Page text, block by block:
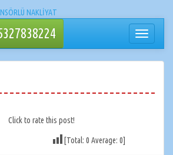
değiştir
Click to rate this post!
[Total: 0 Average: 0]